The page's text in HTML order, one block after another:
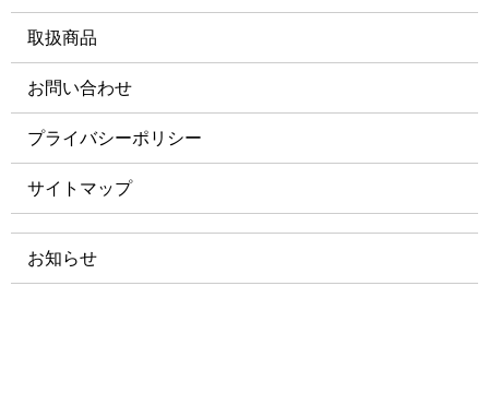
取扱商品
お問い合わせ
プライバシーポリシー
サイトマップ
お知らせ